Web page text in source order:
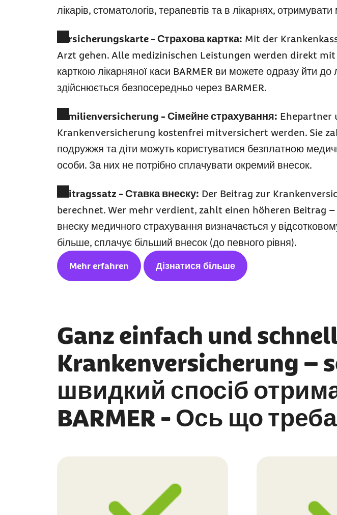
лікарів, стоматологів, терапевтів та в лікарнях,
Versicherungskarte - Страхова картка: Mit der
Arzt gehen. Alle medizinischen Leistungen werden direkt
карткою лікарняної каси BARMER ви можете одразу йти
здійснюється безпосередньо через BARMER.
Familienversicherung - Сімейне страхування: Ehepartner
Krankenversicherung kostenfrei mitversichert werden. Sie
подружжя та діти можуть користуватися безплатною
особи. За них не потрібно сплачувати окремий внесок.
Beitragssatz - Ставка внеску: Der Beitrag zur
berechnet. Wer mehr verdient, zahlt einen höheren Beitrag
внеску медичного страхування визначається у
більше, сплачує більший внесок (до певного рівня).
Mehr erfahren Дізнатися більше
Ganz einfach und
Krankenversicherung –
швидкий спосіб
BARMER - Ось що